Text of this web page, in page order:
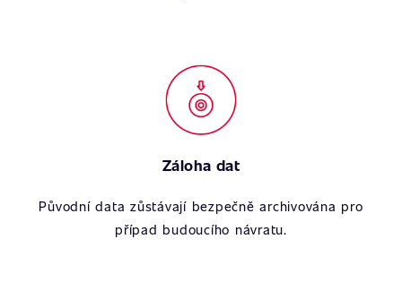
Záloha dat
Původní data zůstávají bezpečně archivována pro
případ budoucího návratu.